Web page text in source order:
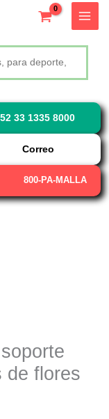
de flores
X
2552
33 1335 8000
Correo
800-PA-MALLA